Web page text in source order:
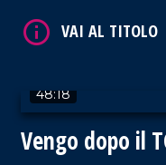
48:18
Vengo dopo il
VAI AL TITOLO